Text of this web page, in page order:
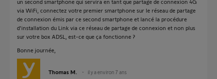
un second smartphone qui servira en tant que partage de connexion 4G
via WiFi, connectez votre premier smartphone sur le réseau de partage
de connexion émis par ce second smartphone et lancé la procédure
d'installation du Link via ce réseau de partage de connexion et non plus
sur votre box ADSL, est-ce que ça fonctionne ?
Bonne journée,
Thomas M. il y a environ 7 ans